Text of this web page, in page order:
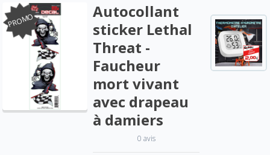
PROMO
Autocollant
sticker Lethal
Threat -
Faucheur
mort vivant
avec drapeau
à damiers
0 avis